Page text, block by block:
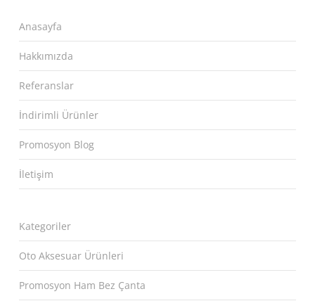
Anasayfa
Hakkımızda
Referanslar
İndirimli Ürünler
Promosyon Blog
İletişim
Kategoriler
Oto Aksesuar Ürünleri
Promosyon Ham Bez Çanta